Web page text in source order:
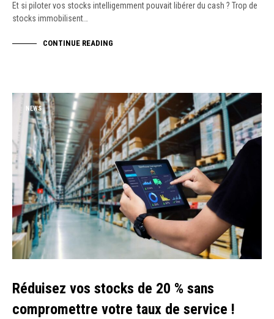
Et si piloter vos stocks intelligemment pouvait libérer du cash ? Trop de
stocks immobilisent…
CONTINUE READING
NEWS
Réduisez vos stocks de 20 % sans
compromettre votre taux de service !